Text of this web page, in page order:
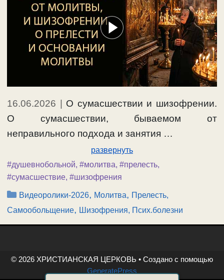
16.06.2026 | О сумасшествии и шизофрении.
О сумасшествии, бываемом от
неправильного подхода и занятия …
развернуть
#душевнобольной, #молитва, #прелесть,
#сумасшествие, #шизофрения
Рубрики
Видеоролики-2026, Молитва, Прелесть,
Самообольщение, Шизофрения, Псих.болезни
© 2026 ХРИСТИАНСКАЯ ЦЕРКОВЬ • Создано с помощью
GeneratePress